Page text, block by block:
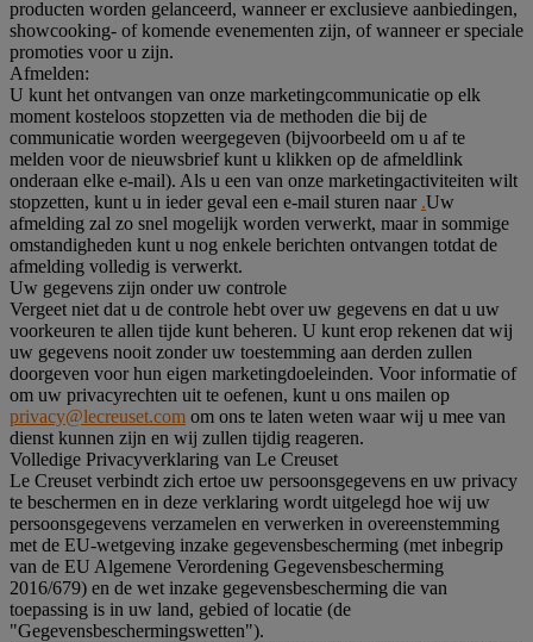
producten worden gelanceerd, wanneer er exclusieve aanbiedingen,
showcooking- of komende evenementen zijn, of wanneer er speciale
promoties voor u zijn.
Afmelden:
U kunt het ontvangen van onze marketingcommunicatie op elk
moment kosteloos stopzetten via de methoden die bij de
communicatie worden weergegeven (bijvoorbeeld om u af te
melden voor de nieuwsbrief kunt u klikken op de afmeldlink
onderaan elke e-mail). Als u een van onze marketingactiviteiten wilt
stopzetten, kunt u in ieder geval een e-mail sturen naar .Uw
afmelding zal zo snel mogelijk worden verwerkt, maar in sommige
omstandigheden kunt u nog enkele berichten ontvangen totdat de
afmelding volledig is verwerkt.
Uw gegevens zijn onder uw controle
Vergeet niet dat u de controle hebt over uw gegevens en dat u uw
voorkeuren te allen tijde kunt beheren. U kunt erop rekenen dat wij
uw gegevens nooit zonder uw toestemming aan derden zullen
doorgeven voor hun eigen marketingdoeleinden. Voor informatie of
om uw privacyrechten uit te oefenen, kunt u ons mailen op
privacy@lecreuset.com om ons te laten weten waar wij u mee van
dienst kunnen zijn en wij zullen tijdig reageren.
Volledige Privacyverklaring van Le Creuset
Le Creuset verbindt zich ertoe uw persoonsgegevens en uw privacy
te beschermen en in deze verklaring wordt uitgelegd hoe wij uw
persoonsgegevens verzamelen en verwerken in overeenstemming
met de EU-wetgeving inzake gegevensbescherming (met inbegrip
van de EU Algemene Verordening Gegevensbescherming
2016/679) en de wet inzake gegevensbescherming die van
toepassing is in uw land, gebied of locatie (de
"Gegevensbeschermingswetten").